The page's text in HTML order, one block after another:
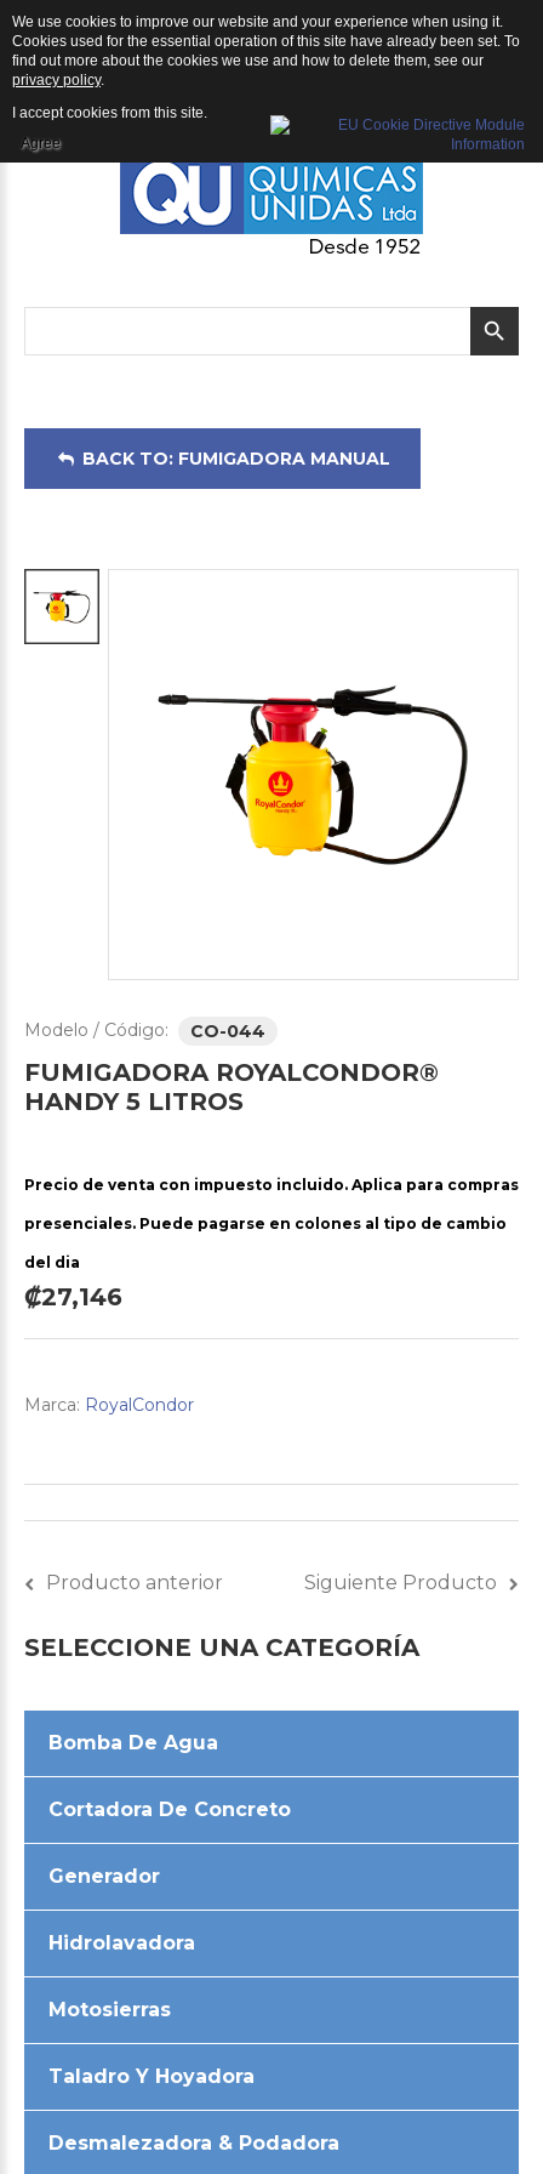
BACK TO: FUMIGADORA MANUAL
Modelo / Código: CO-044
FUMIGADORA ROYALCONDOR®
HANDY 5 LITROS
Precio de venta con impuesto incluido. Aplica para compras
presenciales. Puede pagarse en colones al tipo de cambio
del dia
₡27,146
Marca: RoyalCondor
Producto anterior Siguiente Producto
SELECCIONE UNA CATEGORÍA
Bomba De Agua
Cortadora De Concreto
Generador
Hidrolavadora
Motosierras
Taladro Y Hoyadora
Desmalezadora & Podadora
We use cookies to improve our website and your experience when using it.
Cookies used for the essential operation of this site have already been set. To
find out more about the cookies we use and how to delete them, see our
privacy policy.
I accept cookies from this site.
Agree
Fumigadora Manual: Fumigadora RoyalCondor® Handy 5 litros